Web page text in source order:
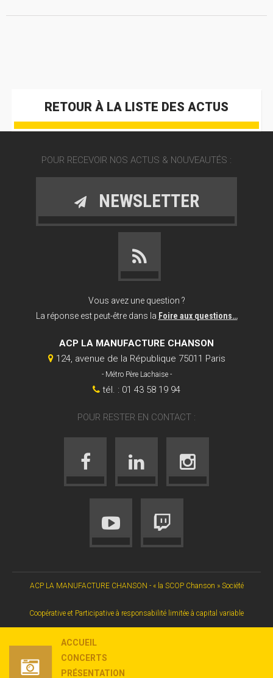
RETOUR À LA LISTE DES ACTUS
POUR RECEVOIR NOS ACTUS & NOUVEAUTÉS :
NEWSLETTER
Vous avez une question ?
La réponse est peut-être dans la Foire aux questions…
ACP LA MANUFACTURE CHANSON
124, avenue de la République 75011 Paris
- Métro Père Lachaise -
tél. : 01 43 58 19 94
POUR RESTER EN CONTACT :
ACP LA MANUFACTURE CHANSON - « la SCOP Chanson » Société
Coopérative et Participative à responsabilité limitée à capital variable
ACCUEIL
CONCERTS
PRÉSENTATION